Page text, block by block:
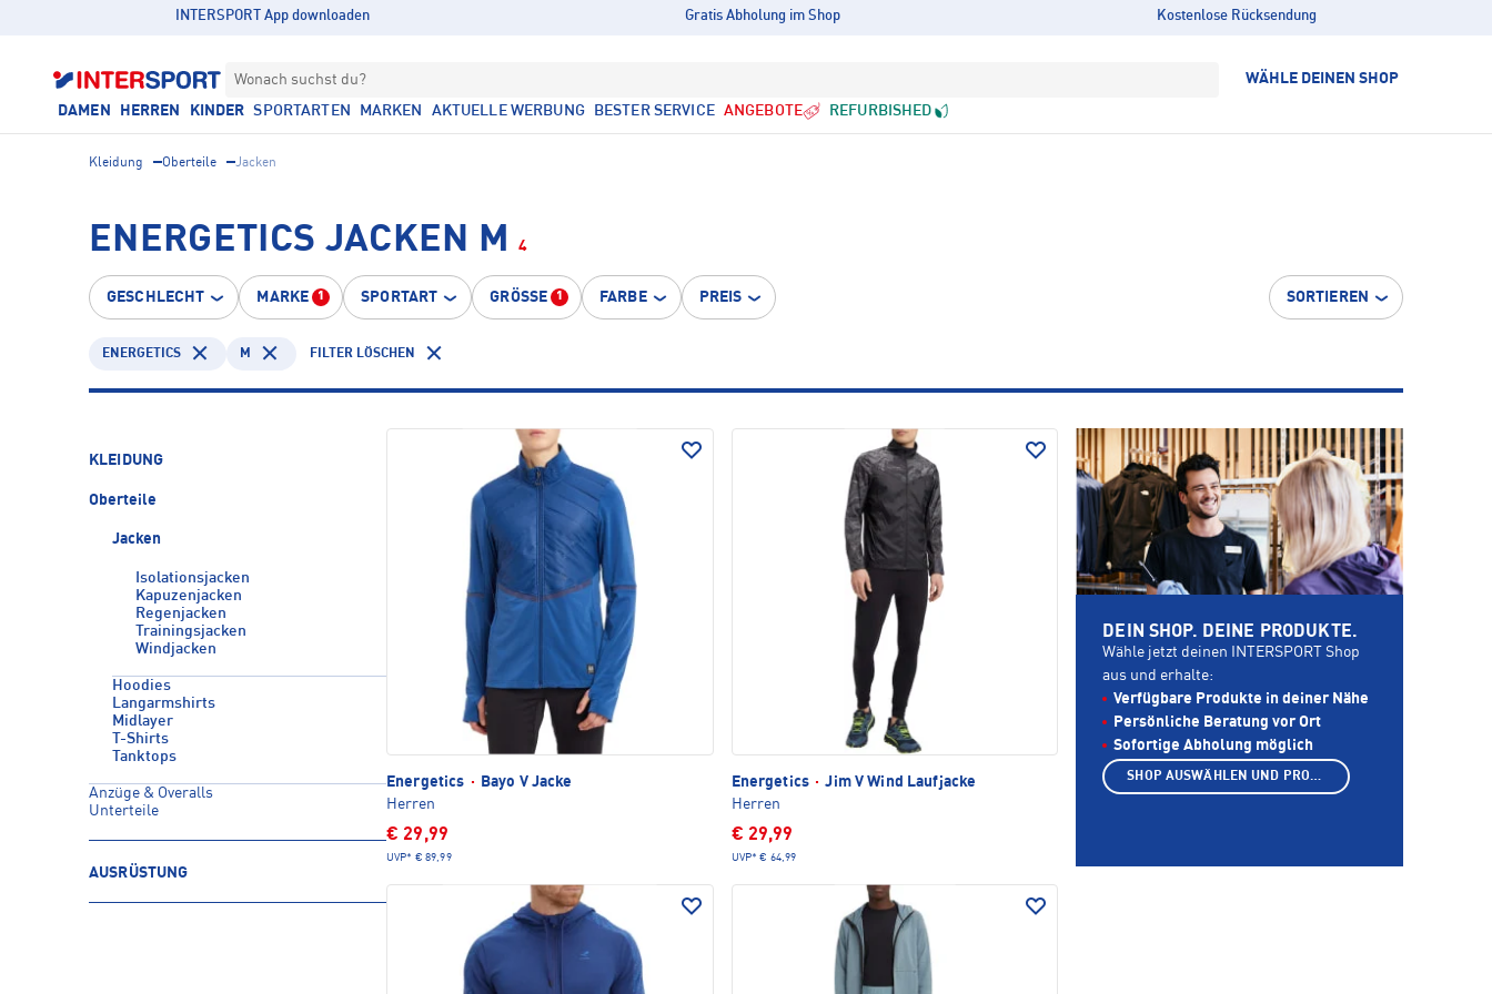
INTERSPORT App downloaden Gratis Abholung im Shop Kostenlose Rücksendung
Wonach suchst du? WÄHLE DEINEN SHOP
DAMEN HERREN KINDER SPORTARTEN MARKEN AKTUELLE WERBUNG BESTER SERVICE ANGEBOTE REFURBISHED
Kleidung Oberteile Jacken
ENERGETICS JACKEN M 4
GESCHLECHT MARKE 1 SPORTART GRÖSSE 1 FARBE PREIS SORTIEREN
ENERGETICS M FILTER LÖSCHEN
KLEIDUNG
Oberteile
Jacken
Isolationsjacken
Kapuzenjacken
Regenjacken
Trainingsjacken
Windjacken
Hoodies
Langarmshirts
Midlayer
T-Shirts
Tanktops
Anzüge & Overalls
Unterteile
AUSRÜSTUNG
Energetics ·
Bayo V Jacke
Herren
€ 29,99
UVP* € 89,99
Energetics · Jim V Wind Laufjacke
Herren
€ 29,99
UVP* € 64,99
DEIN SHOP. DEINE PRODUKTE.
Wähle jetzt deinen INTERSPORT Shop
aus und erhalte:
Verfügbare Produkte in deiner Nähe
Persönliche Beratung vor Ort
Sofortige Abholung möglich
SHOP AUSWÄHLEN UND PRODUKTE ANZEIGEN